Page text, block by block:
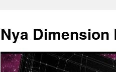
テ
ン
へ
ス
Nya Dimension